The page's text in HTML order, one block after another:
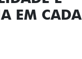
EM CADA